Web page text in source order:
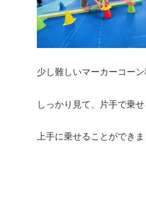
少し難しいマーカーコー
しっかり見て、片手で乗
上手に乗せることができ